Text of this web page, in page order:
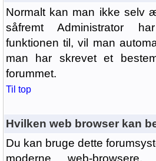
Normalt kan man ikke selv
såfremt Administrator
funktionen til, vil man
man har skrevet et
forummet.
Til top
Hvilken web browser kan
Du kan bruge dette
moderne web-